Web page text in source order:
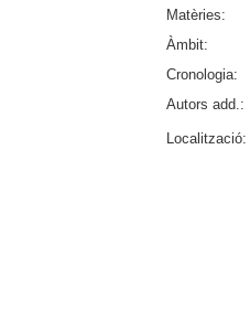
Matèries:
Àmbit:
Cronologia:
Autors add.:
Localització: